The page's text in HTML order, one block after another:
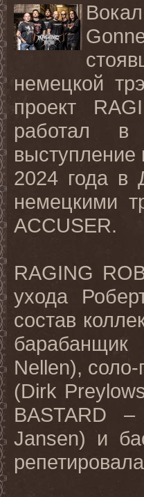
немецкой
проект
работал в
выступление
2024 года в
немецкими
ACCUSER.
RAGING
ухода
состав
Nellen),
(Dirk
BASTARD
Jansen) и